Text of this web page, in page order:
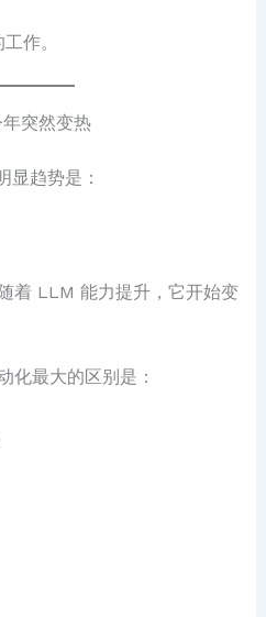
作。
突然变热
显趋势是：
着 LLM 能力提升，它开始变
化最大的区别是：